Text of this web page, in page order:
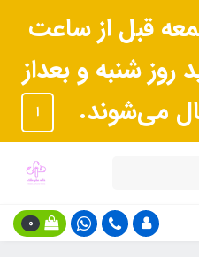
قبل از ساعت
شنبه و بعداز
می‌شوند.
ا
0